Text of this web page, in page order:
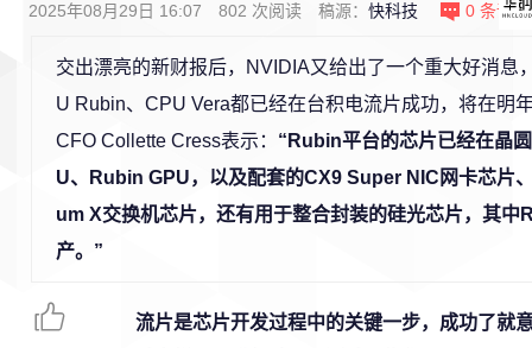
2025年08月29日 16:07 802 次阅读 稿源： 快科技 0 条评论
交出漂亮的新财报后，NVIDIA又给出了一个重大好消息
U Rubin、CPU Vera都已经在台积电流片成功，将在明
CFO Collette Cress表示： “Rubin平台的芯片已经在晶
U、Rubin GPU，以及配套的CX9 Super NIC网卡芯片
um X交换机芯片，还有用于整合封装的硅光芯片，其
产。”
流片是芯片开发过程中的关键一步，成功了就